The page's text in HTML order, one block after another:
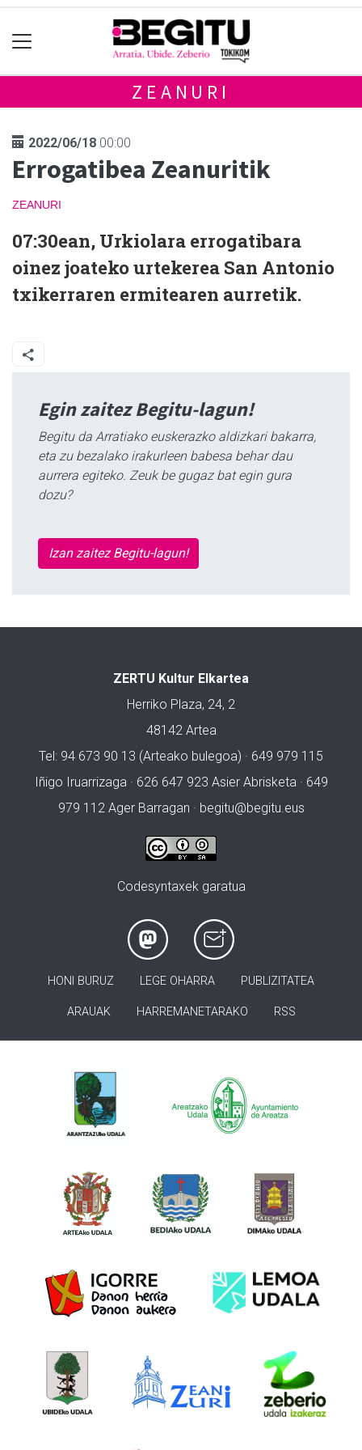
ZEANURI
2022/06/18 00:00
Errogatibea Zeanuritik
ZEANURI
07:30ean, Urkiolara errogatibara
oinez joateko urtekerea San Antonio
txikerraren ermitearen aurretik.
Egin zaitez Begitu-lagun!
Begitu da Arratiako euskerazko aldizkari bakarra,
eta zu bezalako irakurleen babesa behar dau
aurrera egiteko. Zeuk be gugaz bat egin gura
dozu?
Izan zaitez Begitu-lagun!
ZERTU Kultur Elkartea
Herriko Plaza, 24, 2
48142 Artea
Tel: 94 673 90 13 (Arteako bulegoa) · 649 979 115
Iñigo Iruarrizaga · 626 647 923 Asier Abrisketa · 649
979 112 Ager Barragan · begitu@begitu.eus
Codesyntaxek garatua
HONI BURUZ LEGE OHARRA PUBLIZITATEA
ARAUAK HARREMANETARAKO RSS